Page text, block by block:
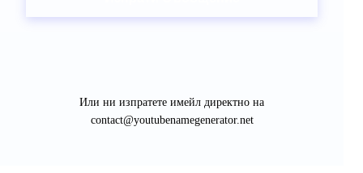
Или ни изпратете имейл директно на
contact@youtubenamegenerator.net